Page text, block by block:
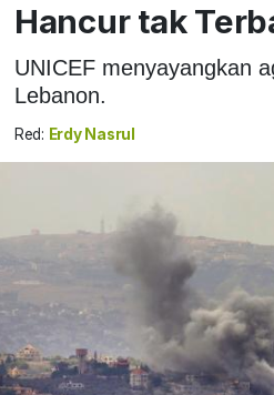
Hancur tak
UNICEF menyayangkan
Lebanon.
Red: Erdy Nasrul